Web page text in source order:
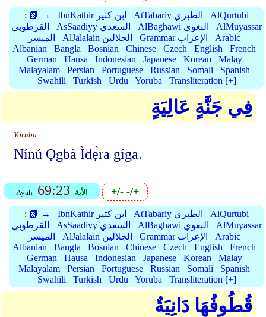
: 📗 → IbnKathir ابن كثير AtTabariy الطبري
AlQurtubi
القرطوبي
AsSaadiyy السعدي AlBaghawi البغوي
AlMuyassar
الميسر
AlJalalain الجلالين Grammar الإعراب
Arabic
Albanian
Bangla Bosnian Chinese Czech English
French
German
Hausa Indonesian Japanese Korean
Malay
Malayalam
Persian Portuguese Russian Somali
Spanish
Swahili
Turkish Urdu Yoruba Transliteration [+]
فِي جَنَّةٍ عَالِيَةٍ
Yoruba
Nínú Ọgbà Ìdẹ̀ra gíga.
Ayah 69:23 الأية +/--/+
: 📗 → IbnKathir ابن كثير AtTabariy الطبري
AlQurtubi
القرطوبي
AsSaadiyy السعدي AlBaghawi البغوي
AlMuyassar
الميسر
AlJalalain الجلالين Grammar الإعراب
Arabic
Albanian
Bangla Bosnian Chinese Czech English
French
German
Hausa Indonesian Japanese Korean
Malay
Malayalam
Persian Portuguese Russian Somali
Spanish
Swahili
Turkish Urdu Yoruba Transliteration [+]
قُطُوفُهَا دَانِيَةٌ